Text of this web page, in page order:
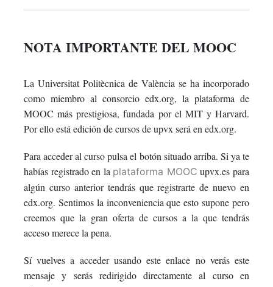
that
you've
in
this
course
a
Facebook
to
say
you've
enrolled
in
this
someone
to
you've
enrolled
this
course
NOTA IMPORTANTE DEL MOOC
La Universitat Politècnica de València se ha incorporado
como miembro al consorcio edx.org, la plataforma de
MOOC más prestigiosa, fundada por el MIT y Harvard.
Por ello está edición de cursos de upvx será en edx.org.
Para acceder al curso pulsa el botón situado arriba. Si ya te
habías registrado en la plataforma MOOC upvx.es para
algún curso anterior tendrás que registrarte de nuevo en
edx.org. Sentimos la inconveniencia que esto supone pero
creemos que la gran oferta de cursos a la que tendrás
acceso merece la pena.
Sí vuelves a acceder usando este enlace no verás este
mensaje y serás redirigido directamente al curso en